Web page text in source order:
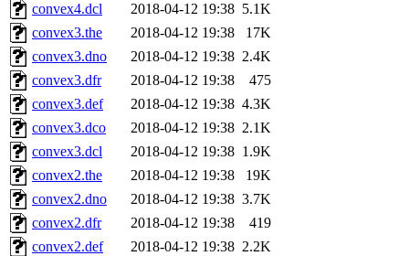
convex4.dcl
2018-04-12 19:38 5.1K
convex3.the
2018-04-12 19:38
17K
convex3.dno
2018-04-12 19:38 2.4K
convex3.dfr
2018-04-12 19:38
475
convex3.def
2018-04-12 19:38 4.3K
convex3.dco
2018-04-12 19:38 2.1K
convex3.dcl
2018-04-12 19:38 1.9K
convex2.the
2018-04-12 19:38
19K
convex2.dno
2018-04-12 19:38 3.7K
convex2.dfr
2018-04-12 19:38
419
convex2.def
2018-04-12 19:38 2.2K